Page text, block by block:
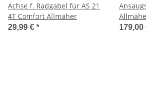
Achse f. Radgabel für AS 21
4T Comfort Allmäher
29,99 € * 179,00